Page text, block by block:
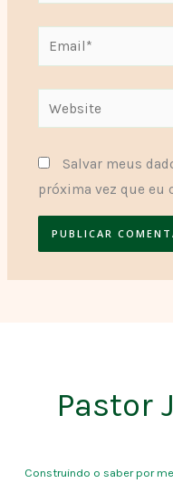
Email*
Website
Salvar meus
próxima vez que eu
Pastor
Construindo o saber por